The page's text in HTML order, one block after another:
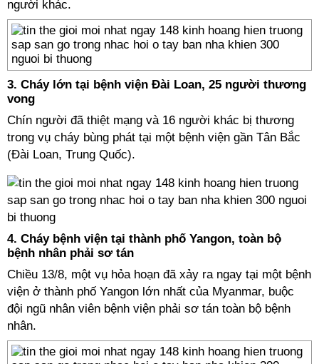
người khác.
3. Cháy lớn tại bệnh viện Đài Loan, 25 người thương
vong
Chín người đã thiệt mạng và 16 người khác bị thương
trong vụ cháy bùng phát tại một bệnh viện gần Tân Bắc
(Đài Loan, Trung Quốc).
4. Cháy bệnh viện tại thành phố Yangon, toàn bộ
bệnh nhân phải sơ tán
Chiều 13/8, một vụ hỏa hoạn đã xảy ra ngay tại một bệnh
viện ở thành phố Yangon lớn nhất của Myanmar, buộc
đội ngũ nhân viên bệnh viện phải sơ tán toàn bộ bệnh
nhân.